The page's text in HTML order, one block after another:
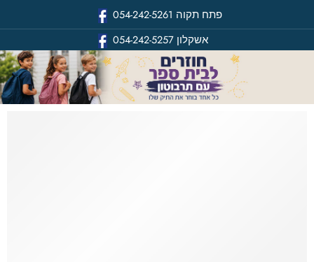
פתח תקוה 054-242-5261
אשקלון054-242-5257